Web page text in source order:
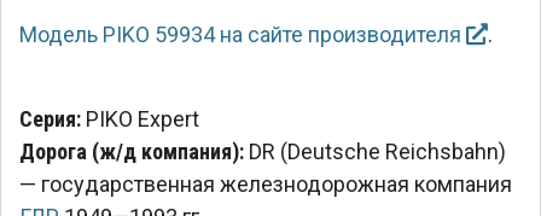
Модель PIKO 59934 на сайте производителя .
Серия: PIKO Expert
Дорога (ж/д компания): DR (Deutsche Reichsbahn)
— государственная железнодорожная компания